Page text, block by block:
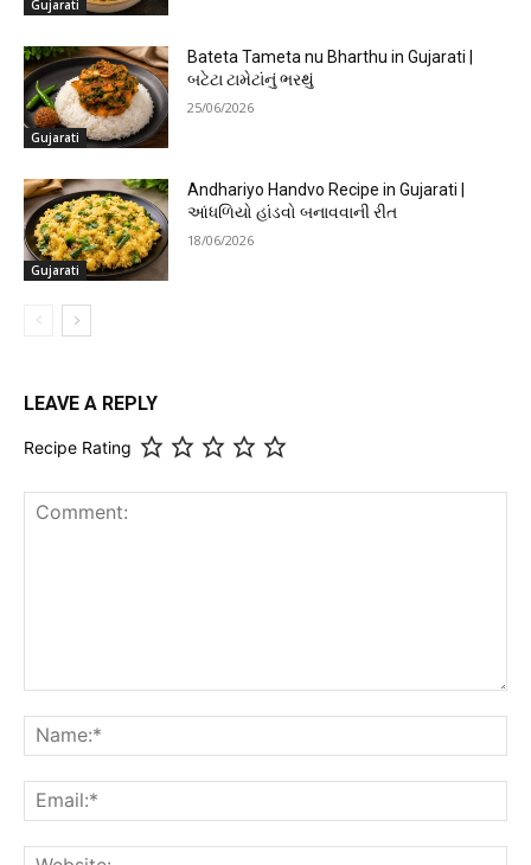
Gujarati
Gujarati
Bateta Tameta nu Bharthu in Gujarati |
બટેટા ટામેટાંનું ભરથું
25/06/2026
Gujarati
Andhariyo Handvo Recipe in Gujarati |
આંધળિયો હાંડવો બનાવવાની રીત
18/06/2026
LEAVE A REPLY
Recipe Rating